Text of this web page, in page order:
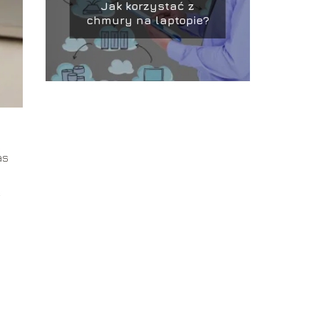
Jak korzystać z
chmury na laptopie?